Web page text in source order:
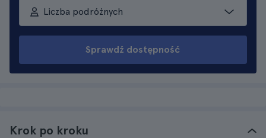
Liczba podróżnych
Sprawdź dostępność
Krok po kroku